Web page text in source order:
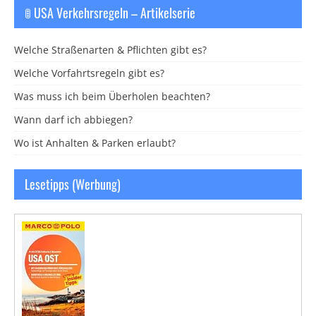
🚦 USA Verkehrsregeln – Artikelserie
Welche Straßenarten & Pflichten gibt es?
Welche Vorfahrtsregeln gibt es?
Was muss ich beim Überholen beachten?
Wann darf ich abbiegen?
Wo ist Anhalten & Parken erlaubt?
Lesetipps (Werbung)